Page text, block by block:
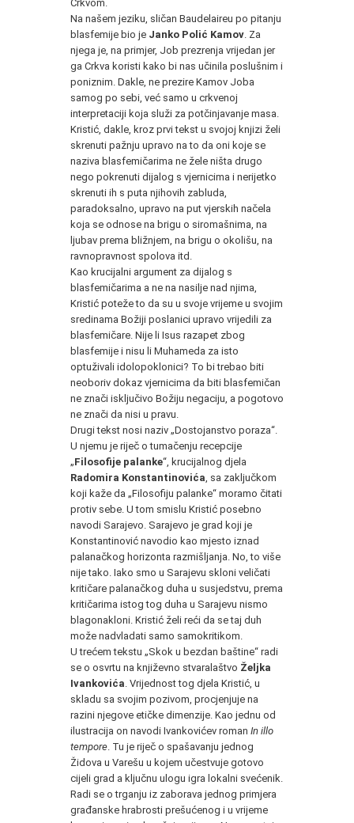
Crkvom.
Na našem jeziku, sličan Baudelaireu po pitanju
blasfemije bio je Janko Polić Kamov . Za
njega je, na primjer, Job prezrenja vrijedan jer
ga Crkva koristi kako bi nas učinila poslušnim i
poniznim. Dakle, ne prezire Kamov Joba
samog po sebi, već samo u crkvenoj
interpretaciji koja služi za potčinjavanje masa.
Kristić, dakle, kroz prvi tekst u svojoj knjizi želi
skrenuti pažnju upravo na to da oni koje se
naziva blasfemičarima ne žele ništa drugo
nego pokrenuti dijalog s vjernicima i nerijetko
skrenuti ih s puta njihovih zabluda,
paradoksalno, upravo na put vjerskih načela
koja se odnose na brigu o siromašnima, na
ljubav prema bližnjem, na brigu o okolišu, na
ravnopravnost spolova itd.
Kao krucijalni argument za dijalog s
blasfemičarima a ne na nasilje nad njima,
Kristić poteže to da su u svoje vrijeme u svojim
sredinama Božiji poslanici upravo vrijedili za
blasfemičare. Nije li Isus razapet zbog
blasfemije i nisu li Muhameda za isto
optuživali idolopoklonici? To bi trebao biti
neoboriv dokaz vjernicima da biti blasfemičan
ne znači isključivo Božiju negaciju, a pogotovo
ne znači da nisi u pravu.
Drugi tekst nosi naziv „Dostojanstvo poraza“.
U njemu je riječ o tumačenju recepcije
„Filosofije palanke“, krucijalnog djela
Radomira Konstantinovića , sa zaključkom
koji kaže da „Filosofiju palanke“ moramo čitati
protiv sebe. U tom smislu Kristić posebno
navodi Sarajevo. Sarajevo je grad koji je
Konstantinović navodio kao mjesto iznad
palanačkog horizonta razmišljanja. No, to više
nije tako. Iako smo u Sarajevu skloni veličati
kritičare palanačkog duha u susjedstvu, prema
kritičarima istog tog duha u Sarajevu nismo
blagonakloni. Kristić želi reći da se taj duh
može nadvladati samo samokritikom.
U trećem tekstu „Skok u bezdan baštine“ radi
se o osvrtu na književno stvaralaštvo Željka
Ivankovića . Vrijednost tog djela Kristić, u
skladu sa svojim pozivom, procjenjuje na
razini njegove etičke dimenzije. Kao jednu od
ilustracija on navodi Ivankovićev roman In illo
tempore . Tu je riječ o spašavanju jednog
Židova u Varešu u kojem učestvuje gotovo
cijeli grad a ključnu ulogu igra lokalni svećenik.
Radi se o trganju iz zaborava jednog primjera
građanske hrabrosti prešućenog i u vrijeme